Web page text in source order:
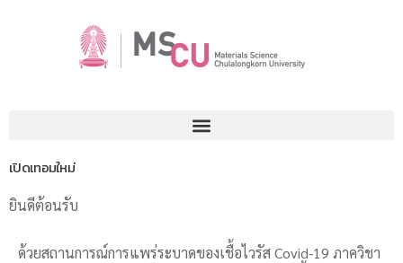
เปิดเทอมใหม่
ยินดีต้อนรับ
ด้วยสถานการณ์การแพร่ระบาดของเชื้อไวรัส Covid-19 ภาควิชา